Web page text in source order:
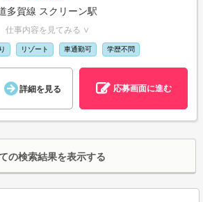
多賀線 スクリーン駅
仕事内容を見てみる ∨
リゾート 車通勤可 学歴不問
詳細を見る 応募画面に進む
の検索結果を表示する